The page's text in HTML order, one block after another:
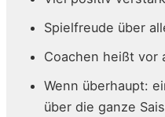
Spielfreude über
Coachen heißt vor
Wenn überhaupt:
über die ganze